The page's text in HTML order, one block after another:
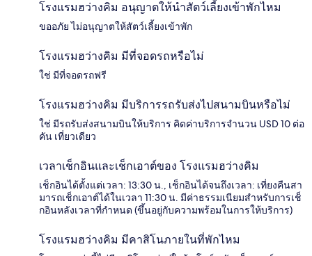
โรงแรมฮว่างคิม อนุญาตให้นำสัตว์เลี้ยงเข้าพักไหม
ขออภัย ไม่อนุญาตให้สัตว์เลี้ยงเข้าพัก
โรงแรมฮว่างคิม มีที่จอดรถหรือไม่
ใช่ มีที่จอดรถฟรี
โรงแรมฮว่างคิม มีบริการรถรับส่งไปสนามบินหรือไม่
ใช่ มีรถรับส่งสนามบินให้บริการ คิดค่าบริการจำนวน USD 10 ต่อ
คัน เที่ยวเดียว
เวลาเช็กอินและเช็กเอาต์ของ โรงแรมฮว่างคิม
เช็กอินได้ตั้งแต่เวลา: 13:30 น., เช็กอินได้จนถึงเวลา: เที่ยงคืนสา
มารถเช็กเอาต์ได้ในเวลา 11:30 น. มีค่าธรรมเนียมสำหรับการเช็
กอินหลังเวลาที่กำหนด (ขึ้นอยู่กับความพร้อมในการให้บริการ)
โรงแรมฮว่างคิม มีคาสิโนภายในที่พักไหม